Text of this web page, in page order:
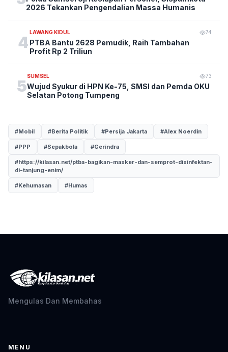
2026 Tekankan Pengendalian Massa Humanis
4
LAWANG KIDUL 74
PTBA Bantu 2628 Pemudik, Raih Tambahan
Profit Rp 2 Triliun
5
SUMSEL 73
Wujud Syukur di HPN Ke-75, SMSI dan Pemda OKU
Selatan Potong Tumpeng
#Mobil #Berita Politik #Persija Jakarta #Alex Noerdin
#PPP #Sepakbola #Gerindra
#https://kilasan.net/ptba-bagikan-masker-dan-semprot-disinfektan-
di-tanjung-enim/
#Kehumasan #Humas
Mengulas Dan Membahas
MENU